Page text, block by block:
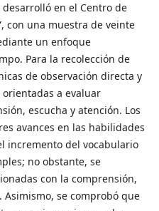
en el Centro de
con una muestra de veinte
un enfoque
Para la recolección de
de observación directa y
a evaluar
escucha y atención. Los
avances en las habilidades
incremento del vocabulario
no obstante, se
con la comprensión,
Asimismo, se comprobó que